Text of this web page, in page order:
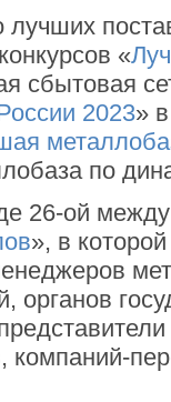
«
сбытовая
2023»
по
26-ой
», в
органов